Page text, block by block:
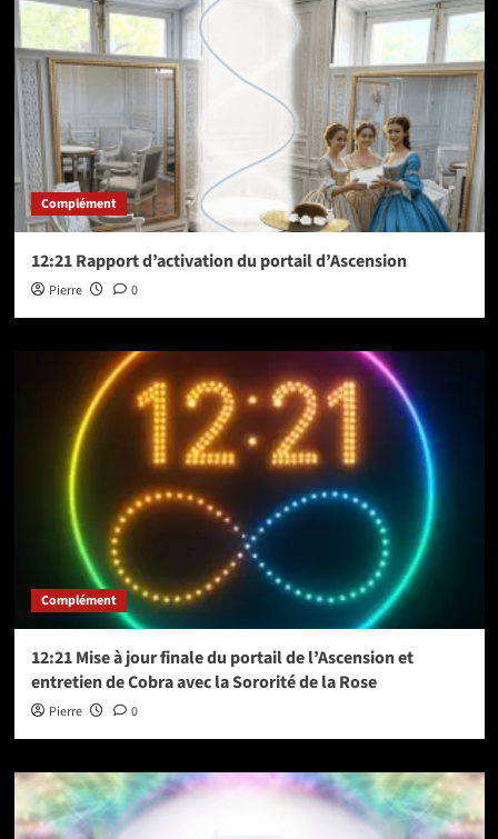
Complément
12:21 Rapport d’activation du portail d’Ascension
Pierre 0
Complément
12:21 Mise à jour finale du portail de l’Ascension et
entretien de Cobra avec la Sororité de la Rose
Pierre 0